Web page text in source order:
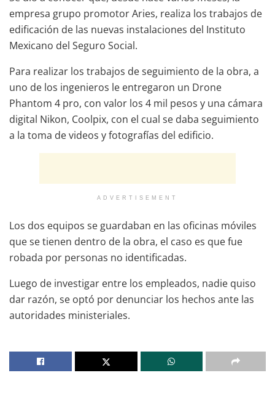
empresa grupo promotor Aries, realiza los trabajos de
edificación de las nuevas instalaciones del Instituto
Mexicano del Seguro Social.
Para realizar los trabajos de seguimiento de la obra, a
uno de los ingenieros le entregaron un Drone
Phantom 4 pro, con valor los 4 mil pesos y una cámara
digital Nikon, Coolpix, con el cual se daba seguimiento
a la toma de videos y fotografías del edificio.
ADVERTISEMENT
Los dos equipos se guardaban en las oficinas móviles
que se tienen dentro de la obra, el caso es que fue
robada por personas no identificadas.
Luego de investigar entre los empleados, nadie quiso
dar razón, se optó por denunciar los hechos ante las
autoridades ministeriales.